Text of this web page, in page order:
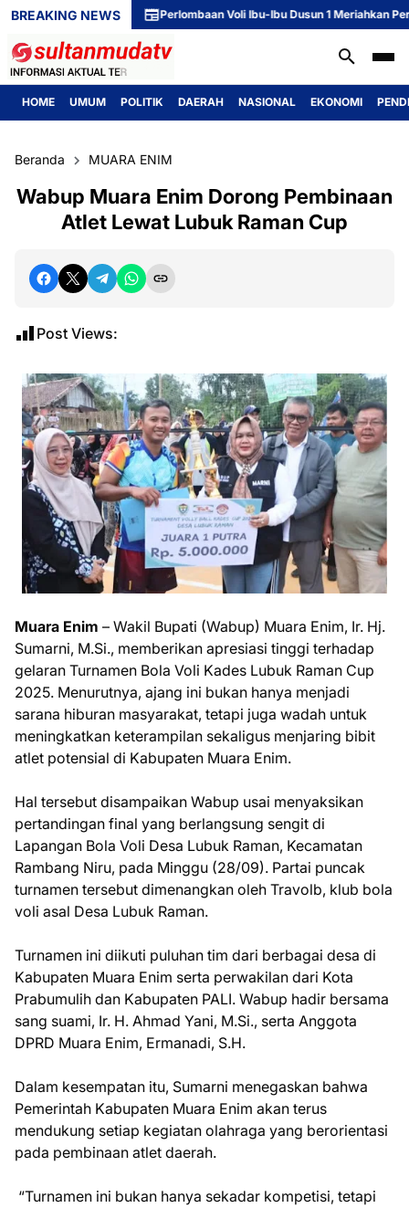
BREAKING NEWS Perlombaan Voli Ibu-Ibu Dusun 1 Meriahkan
HOME UMUM POLITIK DAERAH NASIONAL EKONOMI
Beranda MUARA ENIM
Wabup Muara Enim Dorong Pembinaan
Atlet Lewat Lubuk Raman Cup
Post Views:
Muara Enim – Wakil Bupati (Wabup) Muara Enim, Ir. Hj.
Sumarni, M.Si., memberikan apresiasi tinggi terhadap
gelaran Turnamen Bola Voli Kades Lubuk Raman Cup
2025. Menurutnya, ajang ini bukan hanya menjadi
sarana hiburan masyarakat, tetapi juga wadah untuk
meningkatkan keterampilan sekaligus menjaring bibit
atlet potensial di Kabupaten Muara Enim.
Hal tersebut disampaikan Wabup usai menyaksikan
pertandingan final yang berlangsung sengit di
Lapangan Bola Voli Desa Lubuk Raman, Kecamatan
Rambang Niru, pada Minggu (28/09). Partai puncak
turnamen tersebut dimenangkan oleh Travolb, klub bola
voli asal Desa Lubuk Raman.
Turnamen ini diikuti puluhan tim dari berbagai desa di
Kabupaten Muara Enim serta perwakilan dari Kota
Prabumulih dan Kabupaten PALI. Wabup hadir bersama
sang suami, Ir. H. Ahmad Yani, M.Si., serta Anggota
DPRD Muara Enim, Ermanadi, S.H.
Dalam kesempatan itu, Sumarni menegaskan bahwa
Pemerintah Kabupaten Muara Enim akan terus
mendukung setiap kegiatan olahraga yang berorientasi
pada pembinaan atlet daerah.
“Turnamen ini bukan hanya sekadar kompetisi, tetapi